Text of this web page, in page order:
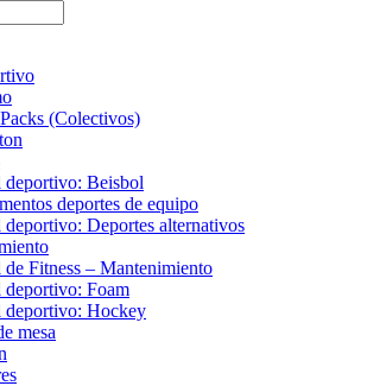
(Colectivos)
deportivo: Beisbol
deportes de equipo
deportivo: Deportes alternativos
Fitness – Mantenimiento
deportivo: Foam
deportivo: Hockey
mesa